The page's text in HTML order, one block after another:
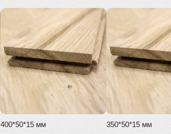
400*50*15 мм 350*50*15 мм